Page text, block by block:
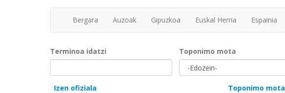
Bergara Auzoak Gipuzkoa Euskal Herria Espainia
Terminoa idatzi Toponimo mota
Izen ofiziala Toponimo mota